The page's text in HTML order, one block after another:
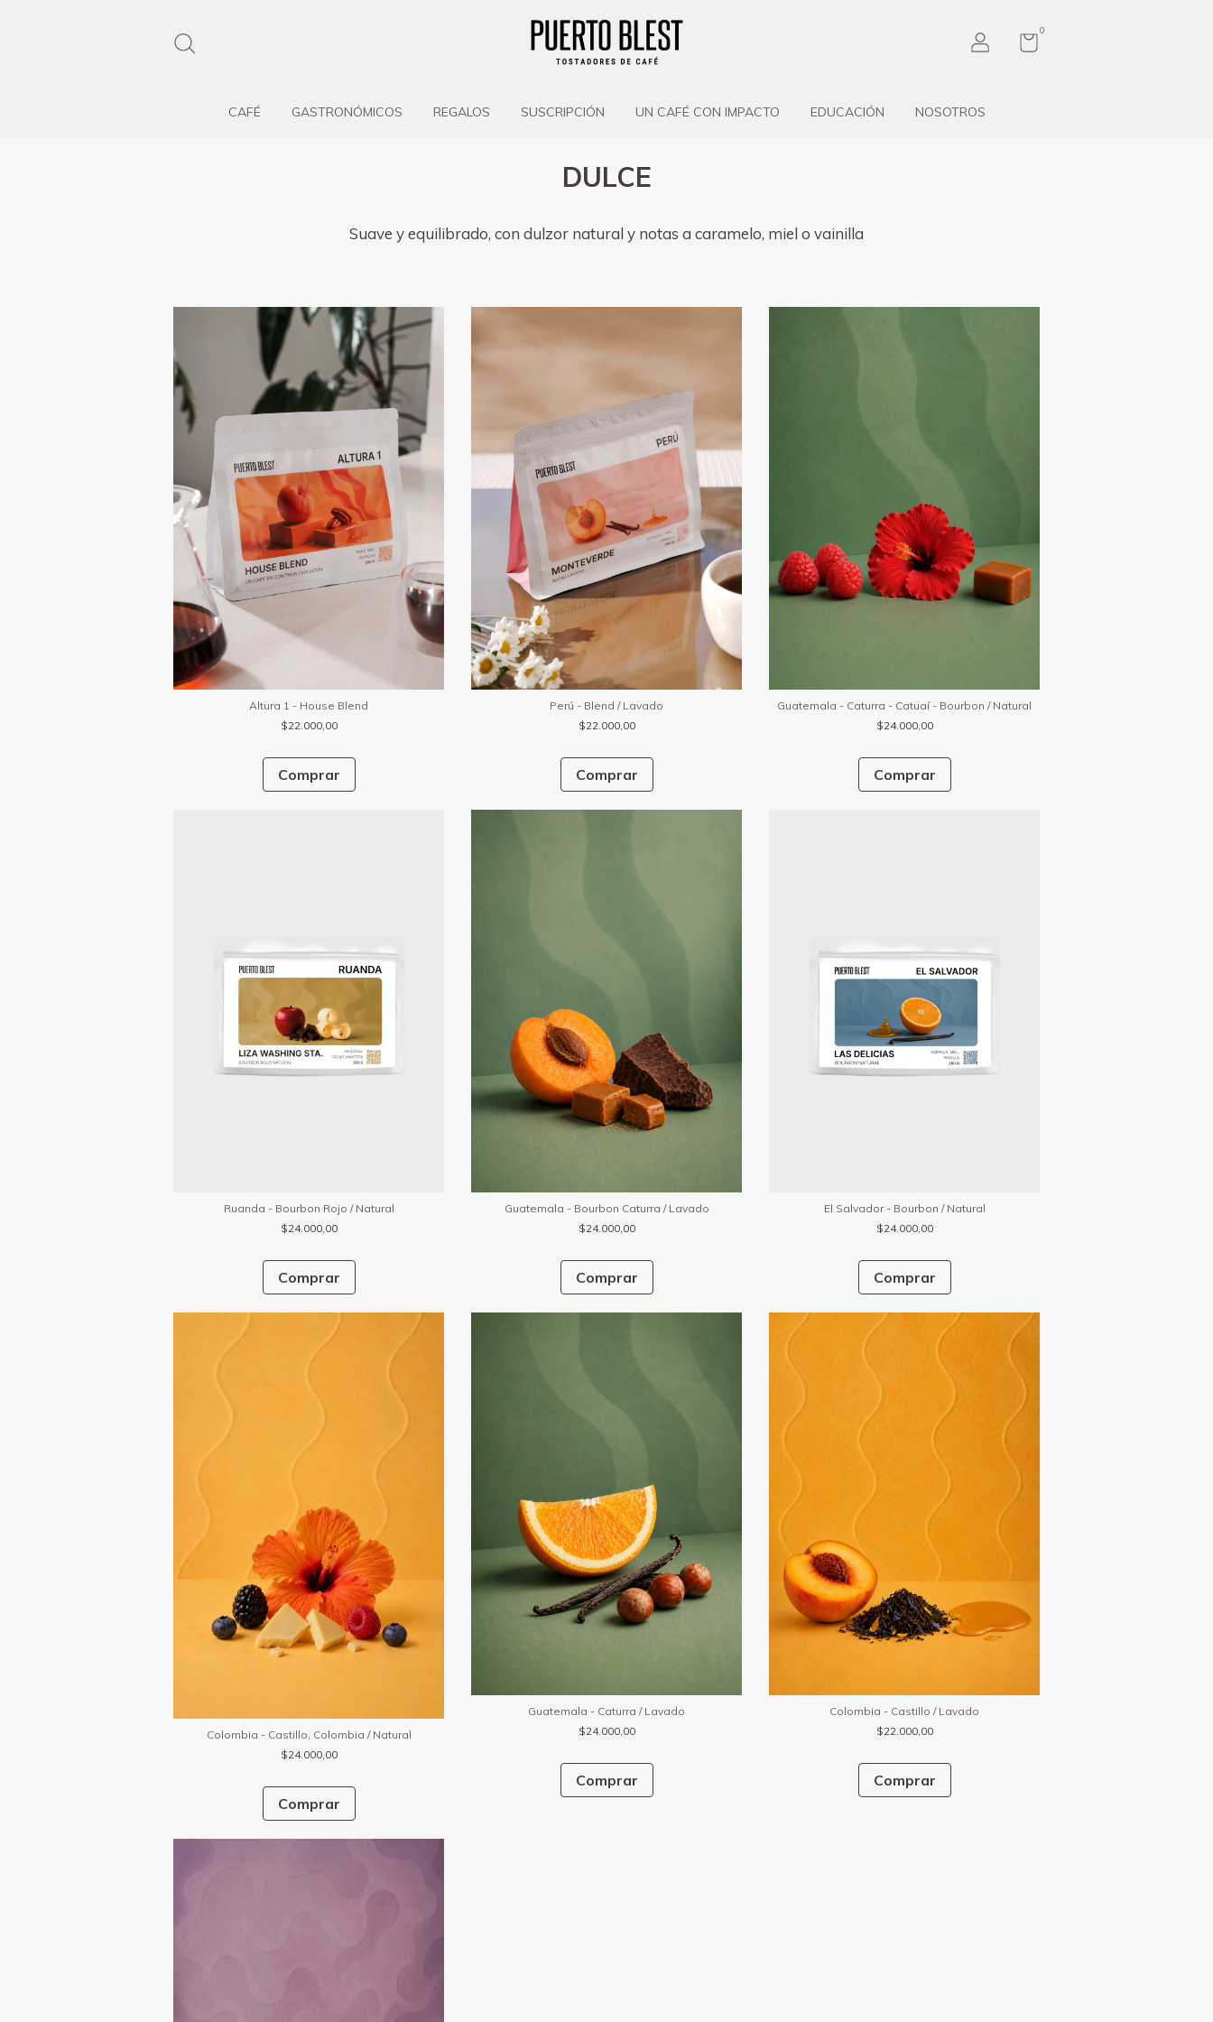
0
CAFÉ GASTRONÓMICOS REGALOS SUSCRIPCIÓN UN CAFÉ CON IMPACTO EDUCACIÓN NOSOTROS
DULCE
Suave y equilibrado, con dulzor natural y notas a caramelo, miel o vainilla
Altura 1 - House Blend
$22.000,00
Perú - Blend / Lavado
$22.000,00
Guatemala - Caturra - Catuaí - Bourbon / Natural
$24.000,00
Ruanda - Bourbon Rojo / Natural
$24.000,00
Guatemala - Bourbon Caturra / Lavado
$24.000,00
El Salvador - Bourbon / Natural
$24.000,00
Colombia - Castillo, Colombia / Natural
$24.000,00
Guatemala - Caturra / Lavado
$24.000,00
Colombia - Castillo / Lavado
$22.000,00